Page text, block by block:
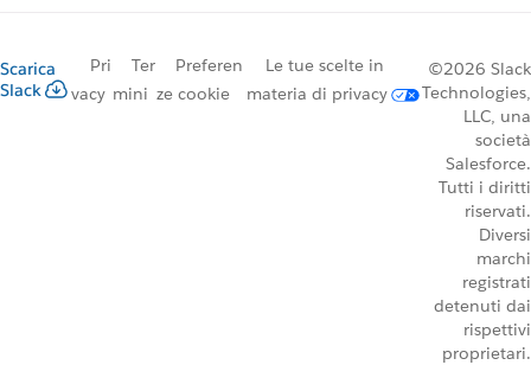
Scarica
Slack
Pri
vacy
Ter
mini
Preferen
ze cookie
Le tue scelte in
materia di privacy
©2026 Slack
Technologies,
LLC, una
società
Salesforce.
Tutti i diritti
riservati.
Diversi
marchi
registrati
detenuti dai
rispettivi
proprietari.